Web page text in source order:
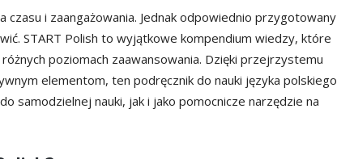
czasu i zaangażowania. Jednak odpowiednio przygotowany
START Polish to wyjątkowe kompendium wiedzy, które
poziomach zaawansowania. Dzięki przejrzystemu
elementom, ten podręcznik do nauki języka polskiego
samodzielnej nauki, jak i jako pomocnicze narzędzie na